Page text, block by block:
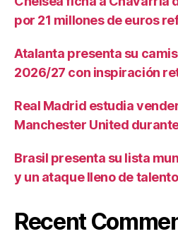
por 21 millones de euros
Atalanta presenta su
2026/27 con inspiración
Real Madrid estudia
Manchester United
Brasil presenta su lista
y un ataque lleno de talento
Recent